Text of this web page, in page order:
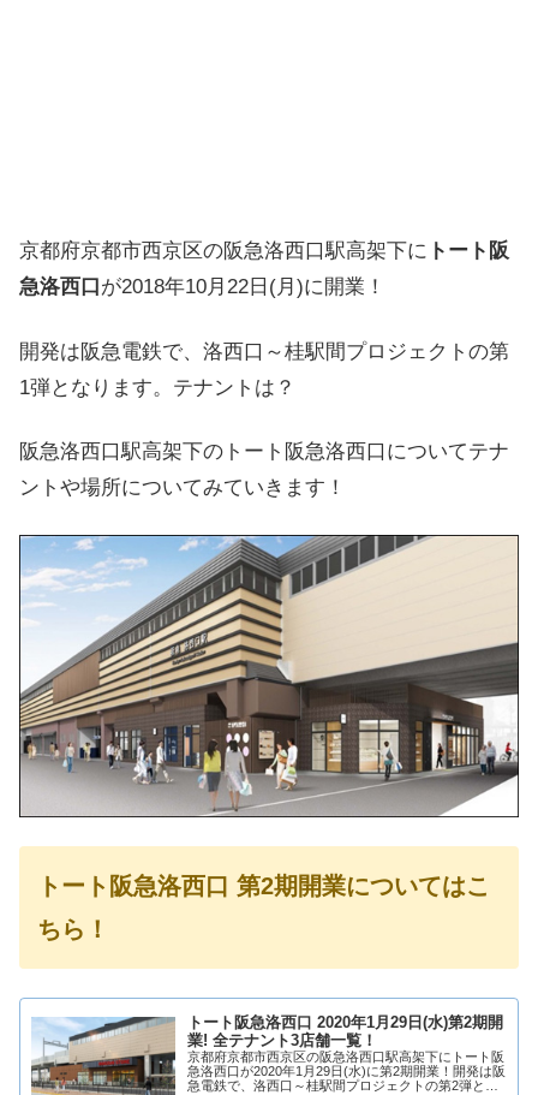
京都府京都市西京区の阪急洛西口駅高架下に トート阪
急洛西口が2018年10月22日(月)に開業！
開発は阪急電鉄で、洛西口～桂駅間プロジェクトの第
1弾となります。テナントは？
阪急洛西口駅高架下のトート阪急洛西口についてテナ
ントや場所についてみていきます！
トート阪急洛西口 第2期開業についてはこ
ちら！
トート阪急洛西口 2020年1月29日(水)第2期開
業! 全テナント3店舗一覧！
京都府京都市西京区の阪急洛西口駅高架下にトート阪
急洛西口が2020年1月29日(水)に第2期開業！開発は阪
急電鉄で、洛西口～桂駅間プロジェクトの第2弾とな